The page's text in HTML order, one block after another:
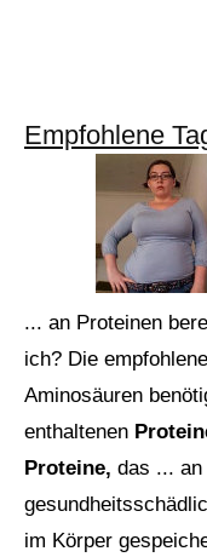
Empfohlene
... an Proteinen
ich? Die
Aminosäuren
enthaltenen
Proteine, das ... an
im Körper